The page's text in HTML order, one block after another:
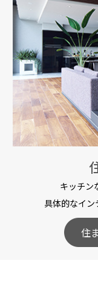
キッチン
具体的なイン
住